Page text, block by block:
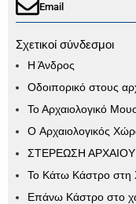
Email
Σχετικοί σύνδεσμοι
Η Άνδρος
Οδοιπορικό στους
Το Αρχαιολογικό
Ο Aρχαιολογικός
ΣΤΕΡΕΩΣΗ
Το Κάτω Κάστρο στη
Επάνω Κάστρο στο